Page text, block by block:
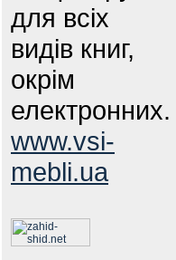
для всіх
видів книг,
окрім
електронних.
www.vsi-
mebli.ua